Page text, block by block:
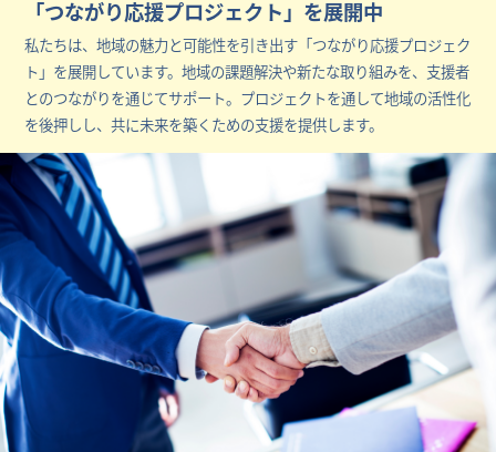
「つながり応援プロジェクト」を展開中
私たちは、地域の魅力と可能性を引き出す「つながり応援プロジェク
ト」を展開しています。地域の課題解決や新たな取り組みを、支援者
とのつながりを通じてサポート。プロジェクトを通して地域の活性化
を後押しし、共に未来を築くための支援を提供します。